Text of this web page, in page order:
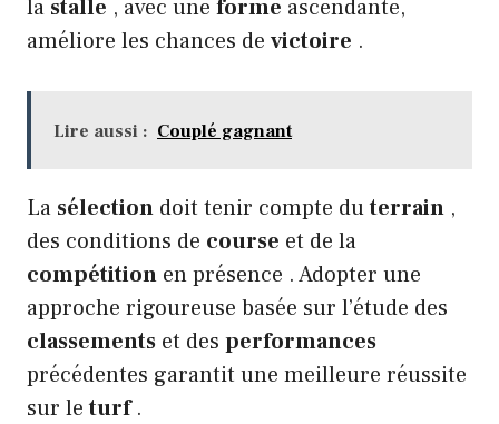
la stalle , avec une forme ascendante,
améliore les chances de victoire .
Lire aussi : Couplé gagnant
La sélection doit tenir compte duterrain ,
des conditions de course et de la
compétition en présence . Adopter une
approche rigoureuse basée sur l’étude des
classements et des performances
précédentes garantit une meilleure réussite
sur leturf.